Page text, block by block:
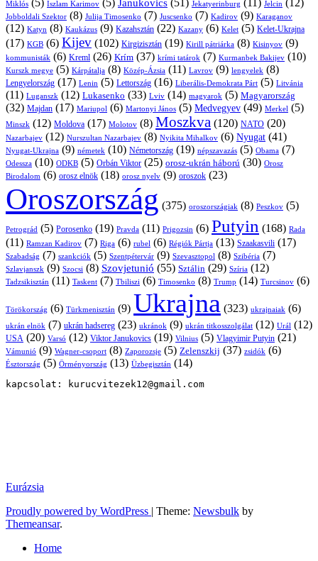
Miklós (5) Iszlam Karimov (5) Janukovics (51) Jekatyerinburg (11) Jelcin (12)
Jobboldali Szektor (8) Julija Timosenko (7) Juscsenko (7) Kadirov (9) Karaganov
(12) Katyn (8) Kaukázus (9) Kazahsztán (22) Kazany (6) Kelet (5) Kelet-Ukrajna
(17) KGB (6) Kijev (102) Kirgizisztán (19) Kirill pátriárka (8) Kisinyov (9)
kommunisták (6) Kreml (26) Krím (37) krími tatárok (7) Kurmanbek Bakijev (10)
Kurszk megye (5) Kárpátalja (8) Közép-Ázsia (11) Lavrov (9) lengyelek (8)
Lengyelország (17) Lenin (5) Lettország (16) Liberális-Demokrata Párt (5) Litvánia
(11) Luganszk (12) Lukasenko (33) Lviv (14) magyarok (5) Magyarország
(32) Majdan (17) Mariupol (6) Martonyi János (5) Medvegyev (49) Merkel (5)
Minszk (12) Moldova (17) Molotov (8) Moszkva (120) NATO (20)
Nazarbajev (12) Nurszultan Nazarbajev (8) Nyikita Mihalkov (6) Nyugat (41)
Nyugat-Ukrajna (9) németek (10) Németország (19) népszavazás (5) Obama (7)
Odessza (10) ODKB (5) Orbán Viktor (25) orosz-ukrán háború (30) Orosz
Birodalom (6) orosz elnök (18) orosz nyelv (9) oroszok (23)
Oroszország (375) oroszországiak (8) Peszkov (5)
Petrográd (5) Porosenko (19) Pravda (11) Prigozsin (6) Putyin (168) Rada
(11) Ramzan Kadirov (7) Riga (6) rubel (6) Régiók Pártja (13) Szaakasvili (17)
Szabadság (7) szankciók (5) Szentpétervár (9) Szevasztopol (8) Szibéria (7)
Szlavjanszk (9) Szocsi (8) Szovjetunió (55) Sztálin (29) Szíria (12)
Tadzsikisztán (11) Taskent (7) Tbiliszi (6) Timosenko (8) Trump (14) Turcsinov (6)
Törökország (6) Türkmenisztán (9) Ukrajna (323) ukrajnaiak (6)
ukrán elnök (7) ukrán hadsereg (23) ukránok (9) ukrán titkosszolgálat (12) Urál (12)
USA (20) Varsó (12) Viktor Janukovics (19) Vilnius (5) Vlagyimir Putyin (21)
Vámunió (9) Wagner-csoport (8) Zaporozsje (5) Zelenszkij (37) zsidók (6)
Észtország (5) Örményország (13) Üzbegisztán (14)
kapcsolat: kurucvitezek12@gmail.com
Eurázsia
Proudly powered by WordPress
Theme: Newsbulk by
Themeansar.
Home